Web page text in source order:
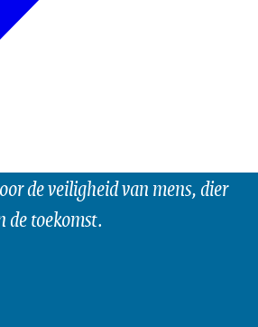
de veiligheid van mens, dier
de toekomst.